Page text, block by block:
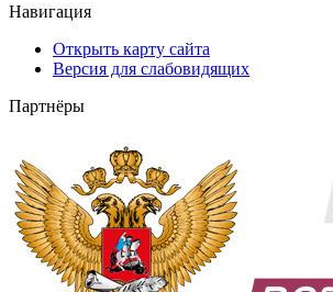
Навигация
Открыть карту сайта
Версия для слабовидящих
Партнёры